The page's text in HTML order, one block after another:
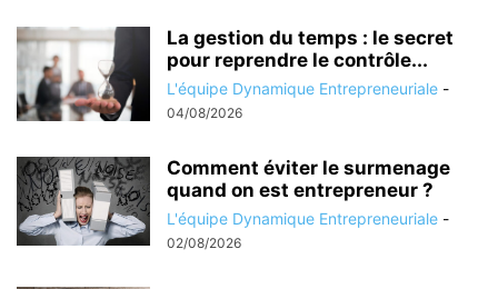
La gestion du temps : le secret
pour reprendre le contrôle...
L'équipe Dynamique Entrepreneuriale -
04/08/2026
Comment éviter le surmenage
quand on est entrepreneur ?
L'équipe Dynamique Entrepreneuriale -
02/08/2026